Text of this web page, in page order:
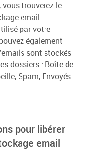
vous trouverez le
email
par votre
également
sont stockés
dossiers : Boîte de
Spam, Envoyés
pour libérer
email